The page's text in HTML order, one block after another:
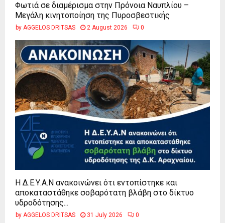
Φωτιά σε διαμέρισμα στην Πρόνοια Ναυπλίου –
Μεγάλη κινητοποίηση της Πυροσβεστικής
by AGGELOS DRITSAS 2 August 2026 0
Η Δ.Ε.Υ.Α.Ν ανακοινώνει ότι εντοπίστηκε και
αποκαταστάθηκε σοβαρότατη βλάβη στο δίκτυο
υδροδότησης...
by AGGELOS DRITSAS 31 July 2026 0